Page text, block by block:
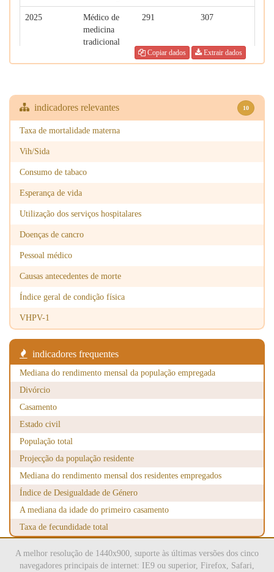
2025
Médico de
medicina
tradicional
291 307
chinesa
2025 Enfermeiro
análises
radiologia
2025 Quiroprático
ocupacional
2025
fala
2025 Psicólogo
2025 Dietista 35 11
2025 Farmacêutico 393 319
2025
de medicina
chinesa
2025
Ajudante
técnico de
farmácia
147 164
Extrair dados
Copiar dados
indicadores relevantes 10
Taxa de mortalidade materna
Vih/Sida
Consumo de tabaco
Esperança de vida
Utilização dos serviços hospitalares
Doenças de cancro
Pessoal médico
Causas antecedentes de morte
Índice geral de condição física
VHPV-1
indicadores frequentes
Mediana do rendimento mensal da população empregada
Divórcio
Casamento
Estado civil
População total
Projecção da população residente
Mediana do rendimento mensal dos residentes empregados
Índice de Desigualdade de Género
A mediana da idade do primeiro casamento
Taxa de fecundidade total
A melhor resolução de 1440x900, suporte às últimas versões dos cinco
navegadores principais de internet: IE9 ou superior, Firefox, Safari,